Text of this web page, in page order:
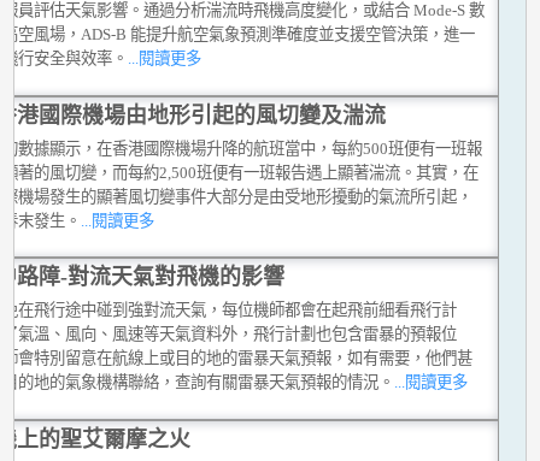
員評估天氣影響。通過分析湍流時飛機高度變化，或結合 Mode-S 數
空風場，ADS-B 能提升航空氣象預測準確度並支援空管決策，進一
行安全與效率。 ...閱讀更多
港國際機場由地形引起的風切變及湍流
數據顯示，在香港國際機場升降的航班當中，每約500班便有一班報
著的風切變，而每約2,500班便有一班報告遇上顯著湍流。其實，在
機場發生的顯著風切變事件大部分是由受地形擾動的氣流所引起，
末發生。
...閱讀更多
路障-對流天氣對飛機的影響
在飛行途中碰到強對流天氣，每位機師都會在起飛前細看飛行計
氣溫、風向、風速等天氣資料外，飛行計劃也包含雷暴的預報位
會特別留意在航線上或目的地的雷暴天氣預報，如有需要，他們甚
的地的氣象機構聯絡，查詢有關雷暴天氣預報的情況。 ...閱讀更多
上的聖艾爾摩之火